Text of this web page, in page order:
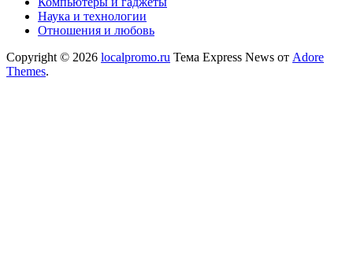
Наука и технологии
Отношения и любовь
Copyright © 2026 localpromo.ru Тема Express News от Adore
Themes.